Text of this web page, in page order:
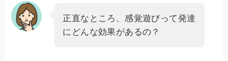
正直なところ、感覚遊びって発達
にどんな効果があるの？